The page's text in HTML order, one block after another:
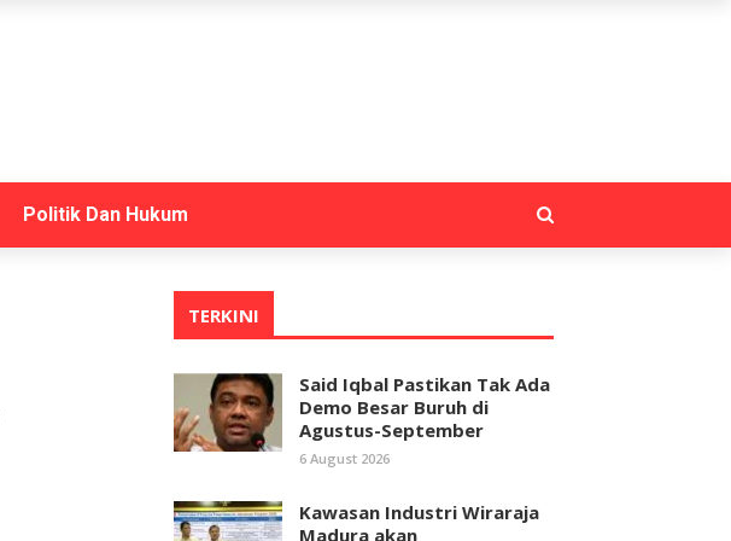
Politik Dan Hukum
TERKINI
Said Iqbal Pastikan Tak Ada
Demo Besar Buruh di
Agustus-September
6 August 2026
Kawasan Industri Wiraraja
Madura akan